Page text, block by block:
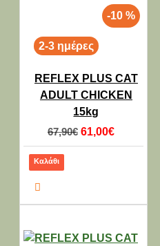
-10 %
2-3 ημέρες
REFLEX PLUS CAT
ADULT CHICKEN
15kg
67,90€ 61,00€
Καλάθι